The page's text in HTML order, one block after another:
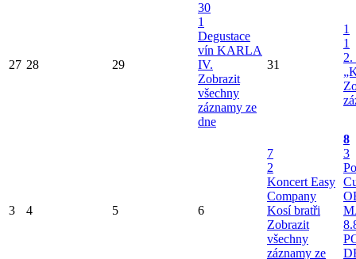
27 28 29
30
1
Degustace
vín KARLA
IV.
Zobrazit
všechny
záznamy ze
dne
31
1
1
2.
3 4 5 6
7
2
Koncert Easy
Company
Kosí bratři
Zobrazit
všechny
záznamy ze
8
3